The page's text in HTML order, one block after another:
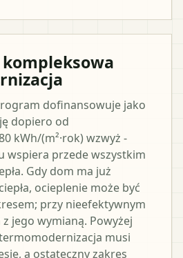
dofinansowuje jako
dopiero od
kWh/(m²·rok) wzwyż -
wspiera przede wszystkim
Gdy dom ma już
ocieplenie może być
przy nieefektywnym
jego wymianą. Powyżej
musi
a ostateczny zakres